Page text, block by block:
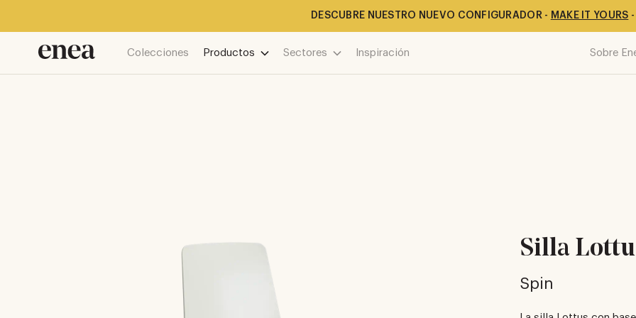
DESCUBRE NUESTRO NUEVO CONFIGURADOR - MAKE IT YOURS -
Colecciones Productos Sectores Inspiración Sobre
Silla
Spin